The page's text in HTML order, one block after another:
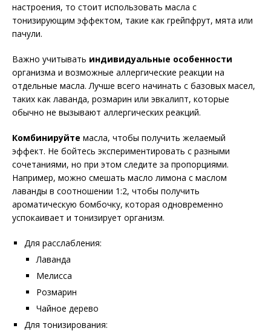
настроения, то стоит использовать масла с
тонизирующим эффектом, такие как грейпфрут, мята или
пачули.
Важно учитывать индивидуальные особенности
организма и возможные аллергические реакции на
отдельные масла. Лучше всего начинать с базовых масел,
таких как лаванда, розмарин или эвкалипт, которые
обычно не вызывают аллергических реакций.
Комбинируйте масла, чтобы получить желаемый
эффект. Не бойтесь экспериментировать с разными
сочетаниями, но при этом следите за пропорциями.
Например, можно смешать масло лимона с маслом
лаванды в соотношении 1:2, чтобы получить
ароматическую бомбочку, которая одновременно
успокаивает и тонизирует организм.
Для расслабления:
Лаванда
Мелисса
Розмарин
Чайное дерево
Для тонизирования: